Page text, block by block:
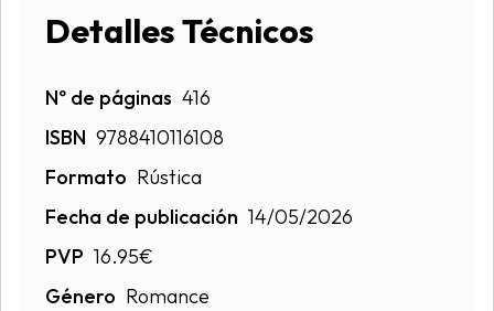
Detalles Técnicos
Nº de páginas 416
ISBN 9788410116108
Formato Rústica
Fecha de publicación 14/05/2026
PVP 16.95€
Género Romance